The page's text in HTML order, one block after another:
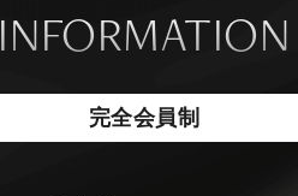
INFORMATION
完全会員制